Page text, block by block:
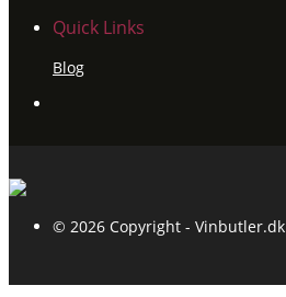
Quick Links
Blog
© 2026 Copyright - Vinbutler.dk